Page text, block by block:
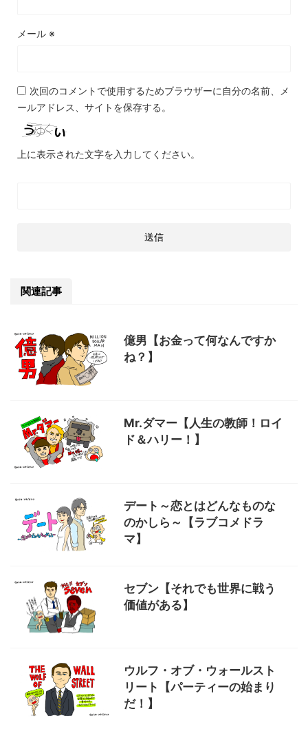
メール ※
次回のコメントで使用するためブラウザーに自分の名前、メ
ールアドレス、サイトを保存する。
上に表示された文字を入力してください。
関連記事
億男【お金って何なんですか
ね？】
Mr.ダマー【人生の教師！ロイ
ド＆ハリー！】
デート～恋とはどんなものな
のかしら～【ラブコメドラ
マ】
セブン【それでも世界に戦う
価値がある】
ウルフ・オブ・ウォールスト
リート【パーティーの始まり
だ！】